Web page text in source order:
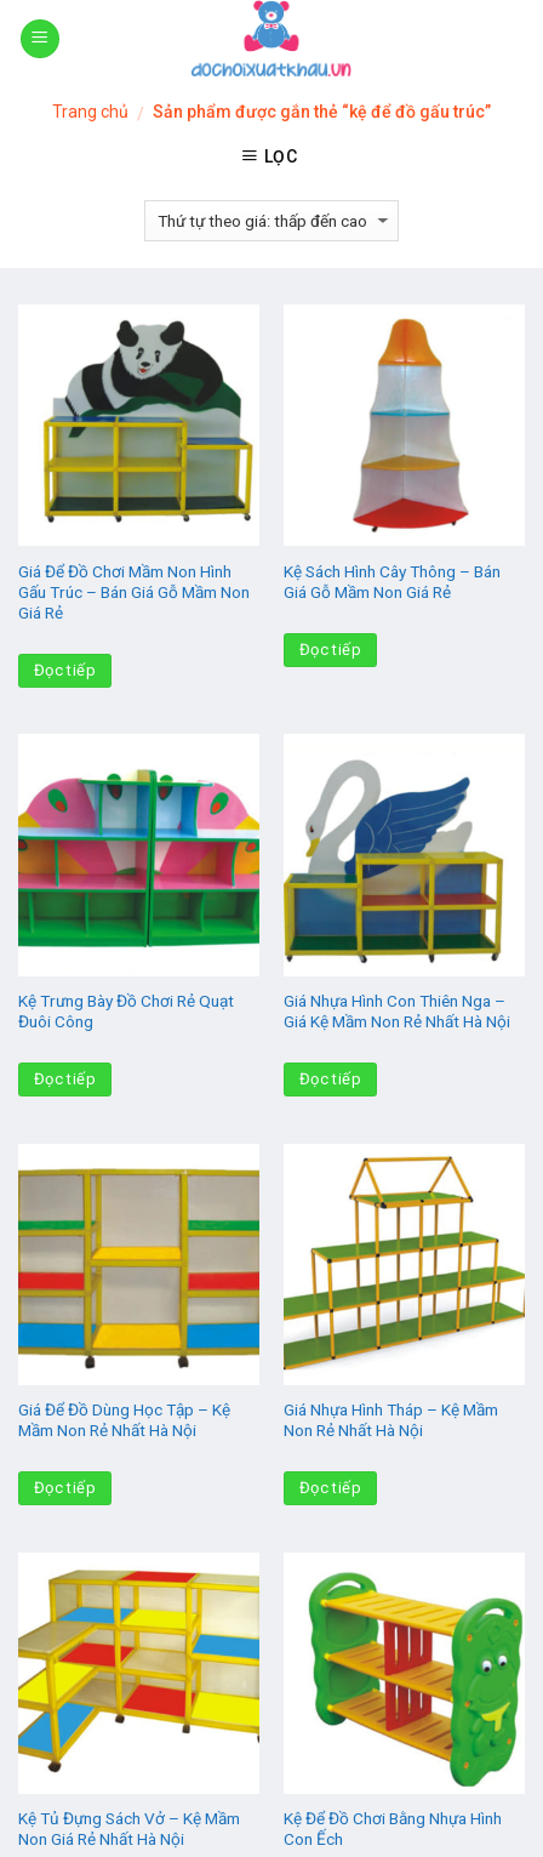
Skip
Trang chủ / Sản phẩm được gắn thẻ “kệ để đồ gấu trúc”
LỌC
Giá Để Đồ Chơi Mầm Non Hình
Gấu Trúc – Bán Giá Gỗ Mầm Non
Giá Rẻ
Đọc tiếp
Kệ Sách Hình Cây Thông – Bán
Giá Gỗ Mầm Non Giá Rẻ
Đọc tiếp
Kệ Trưng Bày Đồ Chơi Rẻ Quạt
Đuôi Công
Đọc tiếp
Giá Nhựa Hình Con Thiên Nga –
Giá Kệ Mầm Non Rẻ Nhất Hà Nội
Đọc tiếp
Giá Để Đồ Dùng Học Tập – Kệ
Mầm Non Rẻ Nhất Hà Nội
Đọc tiếp
Giá Nhựa Hình Tháp – Kệ Mầm
Non Rẻ Nhất Hà Nội
Đọc tiếp
Kệ Tủ Đựng Sách Vở – Kệ Mầm
Non Giá Rẻ Nhất Hà Nội
Kệ Để Đồ Chơi Bằng Nhựa Hình
Con Ếch